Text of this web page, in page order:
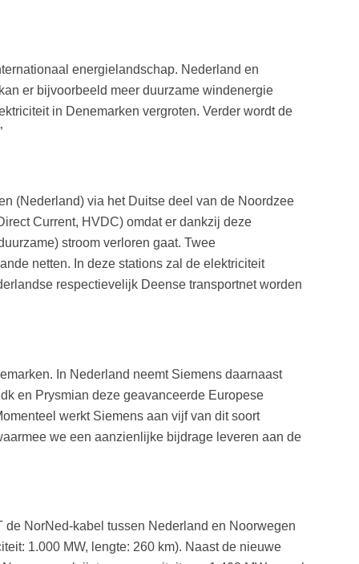
energielandschap. Nederland en
er bijvoorbeeld meer duurzame windenergie
in Denemarken vergroten. Verder wordt de
(Nederland) via het Duitse deel van de Noordzee
Current, HVDC) omdat er dankzij deze
stroom verloren gaat. Twee
netten. In deze stations zal de elektriciteit
respectievelijk Deense transportnet worden
In Nederland neemt Siemens daarnaast
en Prysmian deze geavanceerde Europese
werkt Siemens aan vijf van dit soort
we een aanzienlijke bijdrage leveren aan de
NorNed-kabel tussen Nederland en Noorwegen
1.000 MW, lengte: 260 km). Naast de nieuwe